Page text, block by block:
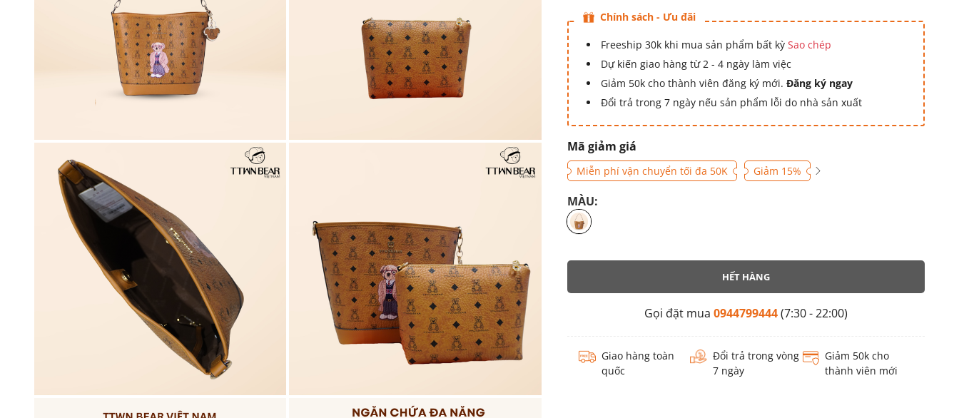
Chính sách - Ưu đãi
Freeship 30k khi mua sản phẩm bất kỳ Sao chép
Dự kiến giao hàng từ 2 - 4 ngày làm việc
Giảm 50k cho thành viên đăng ký mới. Đăng ký ngay
Đổi trả trong 7 ngày nếu sản phẩm lỗi do nhà sản xuất
Mã giảm giá
Miễn phí vận chuyển tối đa 50K Giảm 15%
MÀU:
HẾT HÀNG
Gọi đặt mua 0944799444(7:30 - 22:00)
Giao hàng toàn
quốc
Đổi trả trong vòng
7 ngày
Giảm 50k cho
thành viên mới